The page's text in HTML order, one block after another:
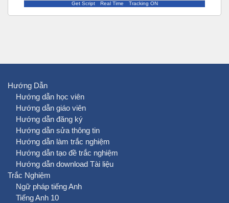
Get Script Real Time Tracking ON
Hướng Dẫn
Hướng dẫn học viên
Hướng dẫn giáo viên
Hướng dẫn đăng ký
Hướng dẫn sửa thông tin
Hướng dẫn làm trắc nghiệm
Hướng dẫn tạo đề trắc nghiệm
Hướng dẫn download Tài liệu
Trắc Nghiệm
Ngữ pháp tiếng Anh
Tiếng Anh 10